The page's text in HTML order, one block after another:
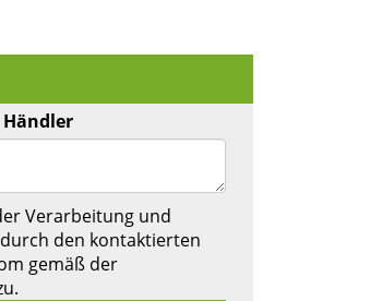
Verarbeitung und
den kontaktierten
gemäß der